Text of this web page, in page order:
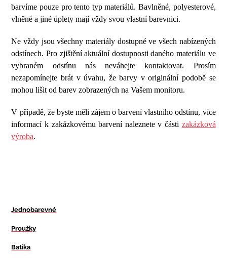
barvíme pouze pro tento typ materiálů. Bavlněné, polyesterové,
vlněné a jiné úplety mají vždy svou vlastní barevnici.
Ne vždy jsou všechny materiály dostupné ve všech nabízených
odstínech. Pro zjištění aktuální dostupnosti daného materiálu ve
vybraném odstínu nás neváhejte kontaktovat. Prosím
nezapomínejte brát v úvahu, že barvy v originální podobě se
mohou lišit od barev zobrazených na Vašem monitoru.
V případě, že byste měli zájem o barvení vlastního odstínu, více
informací k zakázkovému barvení naleznete v části zakázková
výroba.
Jednobarevné
Proužky
Batika